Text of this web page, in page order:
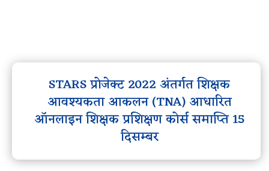
STARS प्रोजेक्ट 2022 अंतर्गत शिक्षक
आवश्यकता आकलन (TNA) आधारित
ऑनलाइन शिक्षक प्रशिक्षण कोर्स समाप्ति 15
दिसम्बर